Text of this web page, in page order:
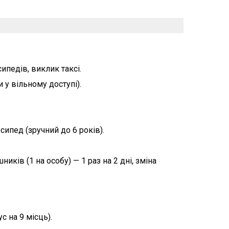
виклик таксі.
вільному доступі).
(зручний до 6 років).
(1 на особу) — 1 раз на 2 дні, зміна
на 9 місць).